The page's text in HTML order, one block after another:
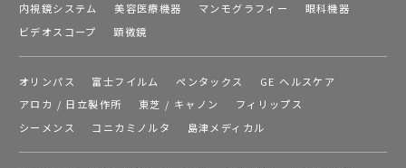
内視鏡システム
美容医療機器 マンモグラフィー
眼科機器
ビデオスコープ
顕微鏡
オリンパス 富士フイルム ペンタックス
GE ヘルスケア
アロカ / 日立製作所
東芝 / キャノン
フィリップス
シーメンス
コニカミノルタ 島津メディカル